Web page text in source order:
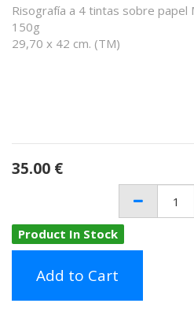
Risografía a 4 tintas sobre papel
150g
29,70 x 42 cm. (TM)
35.00 €
Product In Stock
Add to Cart